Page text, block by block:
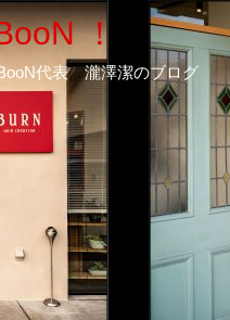
！
代表 瀧澤潔のブログ